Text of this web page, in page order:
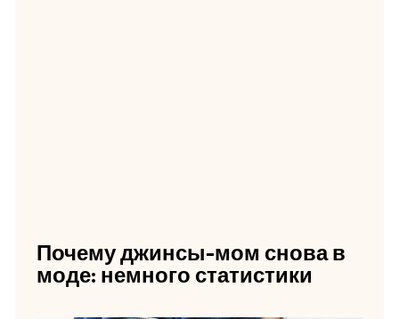
Почему джинсы-мом снова в
моде: немного статистики